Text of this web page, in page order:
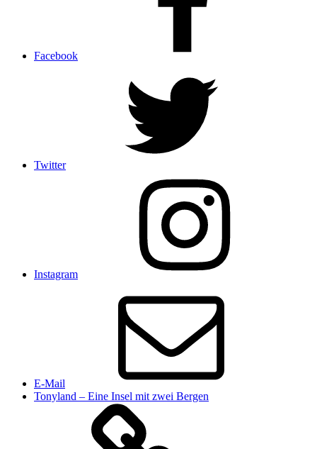
Facebook
Twitter
Instagram
E-Mail
Tonyland – Eine Insel mit zwei Bergen